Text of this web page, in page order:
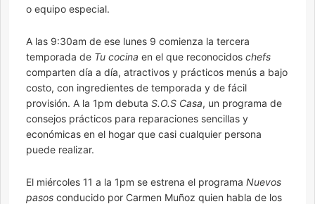
o equipo especial.
A las 9:30am de ese lunes 9 comienza la tercera
temporada de Tu cocina en el que reconocidos chefs
comparten día a día, atractivos y prácticos menús a bajo
costo, con ingredientes de temporada y de fácil
provisión. A la 1pm debuta S.O.S Casa, un programa de
consejos prácticos para reparaciones sencillas y
económicas en el hogar que casi cualquier persona
puede realizar.
El miércoles 11 a la 1pm se estrena el programa Nuevos
pasos conducido por Carmen Muñoz quien habla de los